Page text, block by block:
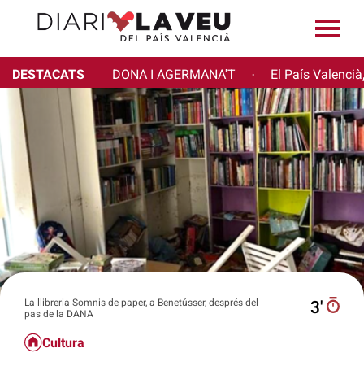
DESTACATS DONA I AGERMANA'T · El País
La llibreria Somnis de paper, a Benetússer, després del
pas de la DANA
3′
Cultura